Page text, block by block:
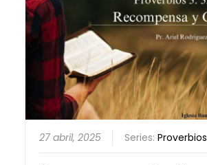
27 abril, 2025 Series:Proverbios